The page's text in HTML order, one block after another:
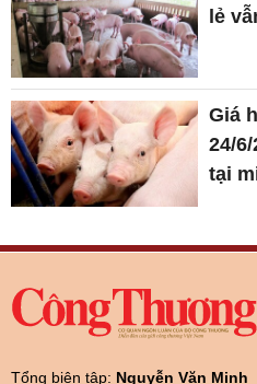
lẻ
Giá
24/
tại
Tổng biên tập: Nguyễn Văn Minh